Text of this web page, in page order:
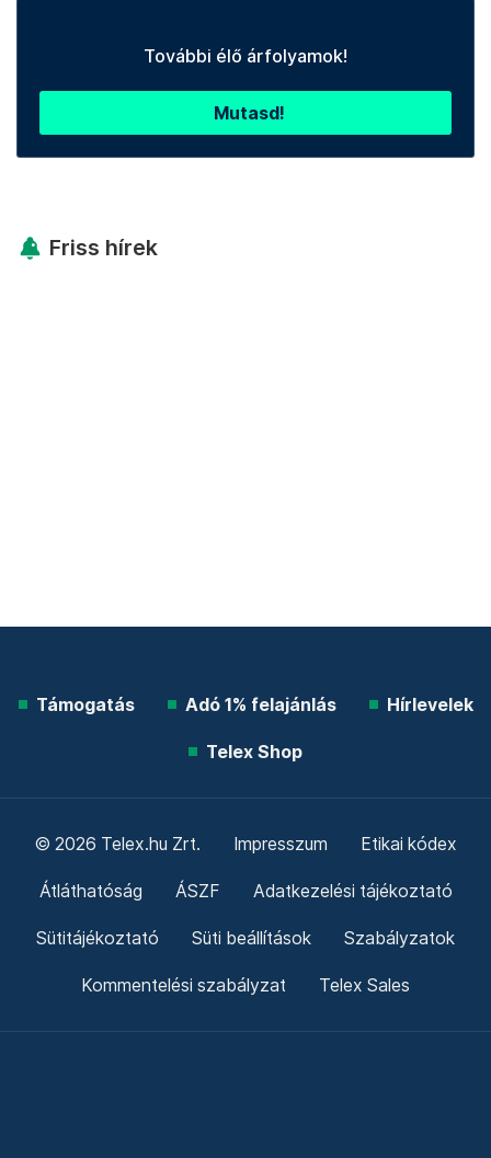
További élő árfolyamok!
Mutasd!
Friss hírek
Támogatás Adó 1% felajánlás Hírlevelek
Telex Shop
© 2026 Telex.hu Zrt. Impresszum Etikai kódex
Átláthatóság ÁSZF Adatkezelési tájékoztató
Sütitájékoztató Süti beállítások Szabályzatok
Kommentelési szabályzat Telex Sales